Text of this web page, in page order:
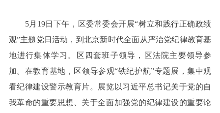
5月19日下午，区委常委会开展“树立和践行正确政绩
观”主题党日活动，到北京新时代全面从严治党纪律教育基
地进行集体学习。区四套班子领导，区法院主要领导参
加。在教育基地，区领导参观“铁纪护航”专题展，集中观
看纪律建设警示教育片。展览以习近平总书记关于党的自
我革命的重要思想、关于全面加强党的纪律建设的重要论